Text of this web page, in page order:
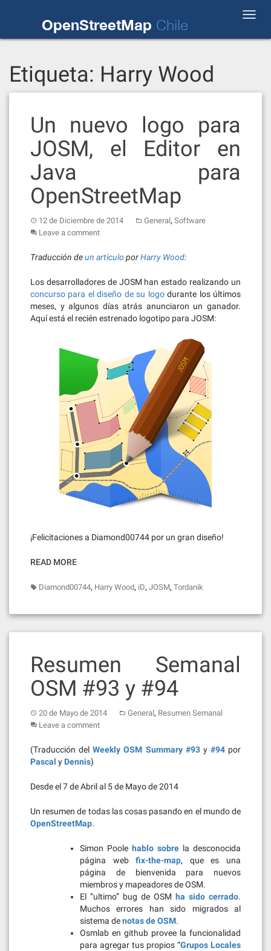
OpenStreetMap Chile
Etiqueta: Harry Wood
Un nuevo logo para
JOSM, el Editor en
Java para
OpenStreetMap
12 de Diciembre de 2014 General, Software
Leave a comment
Traducción deun artículo porHarry Wood:
Los desarrolladores de JOSM han estado realizando un
concurso para el diseño de su logodurante los últimos
meses, y algunos días atrás anunciaron un ganador.
Aquí está el recién estrenado logotipo para JOSM:
¡Felicitaciones a Diamond00744 por un gran diseño!
READ MORE
Diamond00744, Harry Wood, iD, JOSM, Tordanik
Resumen Semanal
OSM #93 y #94
20 de Mayo de 2014 General, Resumen Semanal
Leave a comment
(Traducción delWeekly OSM Summary #93y #94por
Pascal y Dennis)
Desde el 7 de Abril al 5 de Mayo de 2014
Un resumen de todas las cosas pasando en el mundo de
OpenStreetMap.
Simon Poole hablo sobre la desconocida
página webfix-the-map, que es una
página de bienvenida para nuevos
miembros y mapeadores de OSM.
El “ultimo” bug de OSM ha sido cerrado.
Muchos errores han sido migrados al
sistema denotas de OSM.
Osmlab en github provee la funcionalidad
para agregar tus propios “Grupos Locales